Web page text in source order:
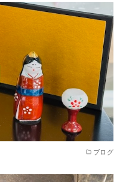
ブログ